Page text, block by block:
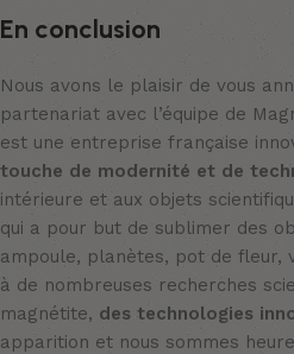
En conclusion
Nous avons le plaisir de vous
partenariat avec l’équipe de
est une entreprise française
touche de modernité et de
intérieure et aux objets
qui a pour but de sublimer des
ampoule, planètes, pot de fleur,
à de nombreuses recherches
magnétite, des technologies
apparition et nous sommes